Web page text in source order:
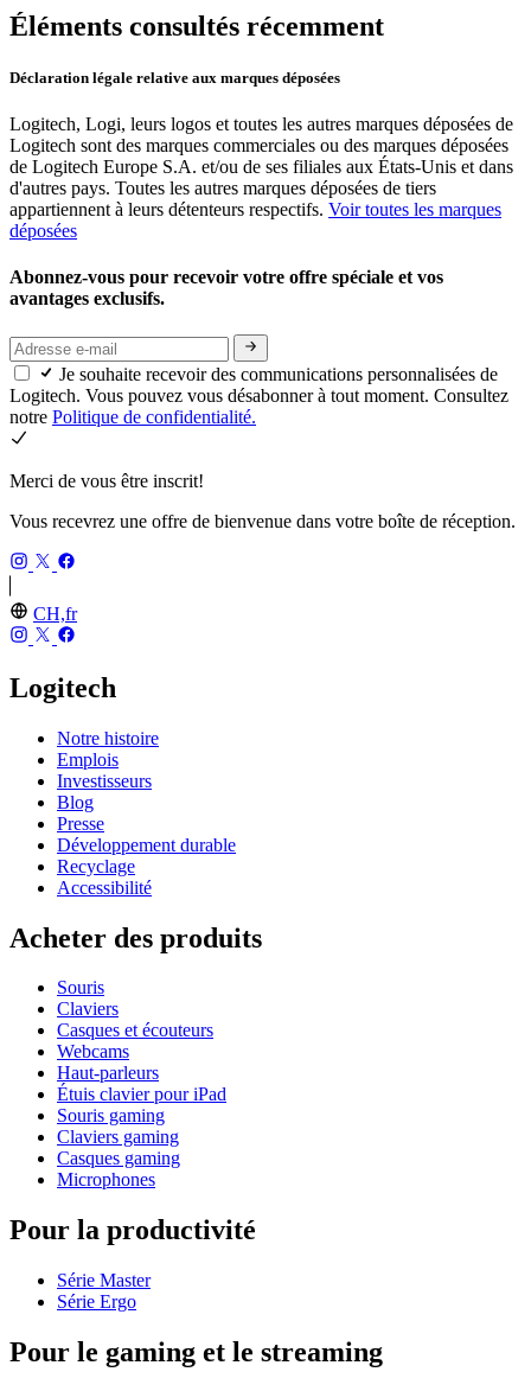
Éléments consultés récemment
Déclaration légale relative aux marques déposées
Logitech, Logi, leurs logos et toutes les autres marques déposées de
Logitech sont des marques commerciales ou des marques déposées
de Logitech Europe S.A. et/ou de ses filiales aux États-Unis et dans
d'autres pays. Toutes les autres marques déposées de tiers
appartiennent à leurs détenteurs respectifs. Voir toutes les marques
déposées
Abonnez-vous pour recevoir votre offre spéciale et vos
avantages exclusifs.
Je souhaite recevoir des communications personnalisées de
Logitech. Vous pouvez vous désabonner à tout moment. Consultez
notre Politique de confidentialité.
Merci de vous être inscrit!
Vous recevrez une offre de bienvenue dans votre boîte de réception.
CH,fr
Logitech
Notre histoire
Emplois
Investisseurs
Blog
Presse
Développement durable
Recyclage
Accessibilité
Acheter des produits
Souris
Claviers
Casques et écouteurs
Webcams
Haut-parleurs
Étuis clavier pour iPad
Souris gaming
Claviers gaming
Casques gaming
Microphones
Pour la productivité
Série Master
Série Ergo
Pour le gaming et le streaming